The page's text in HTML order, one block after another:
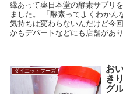
縁あって薬日本堂の酵素サプリ
ました。 「酵素ってよくわかん
気持ちは変わらないんだけど今
かもデパートなどにも店舗があ
ダイエットフーズ
お
き
グ